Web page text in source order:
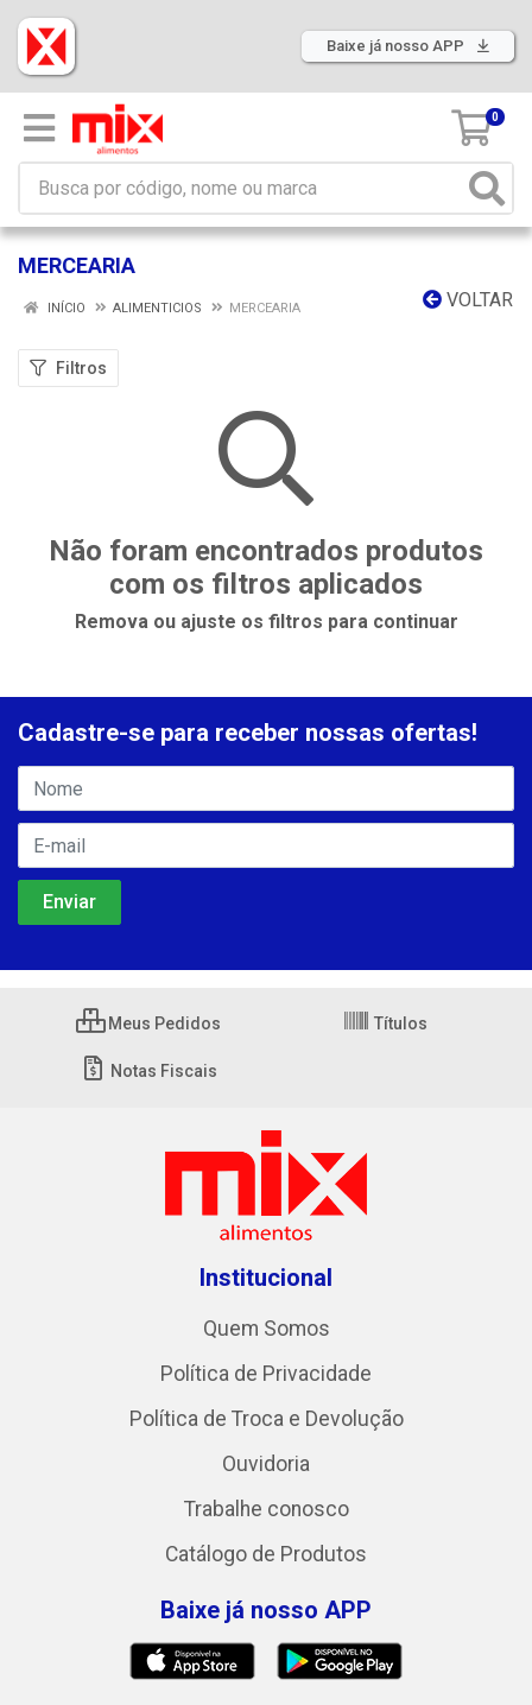
Baixe já nosso APP
0
MERCEARIA
VOLTAR
INÍCIO ALIMENTICIOS MERCEARIA
Filtros
Não foram encontrados produtos
com os filtros aplicados
Remova ou ajuste os filtros para continuar
Cadastre-se para receber nossas ofertas!
Meus Pedidos Títulos
Notas Fiscais
Institucional
Quem Somos
Política de Privacidade
Política de Troca e Devolução
Ouvidoria
Trabalhe conosco
Catálogo de Produtos
Baixe já nosso APP